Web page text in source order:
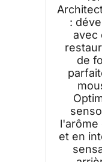
:
avec
de
l'arôme
et en